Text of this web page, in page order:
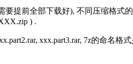
提前全部下载好), 不同压缩格式
) .
xxx.part3.rar, 7z的命名格式